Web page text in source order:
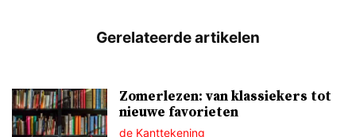
Zomerlezen: van klassiekers tot
nieuwe favorieten
de Kanttekening